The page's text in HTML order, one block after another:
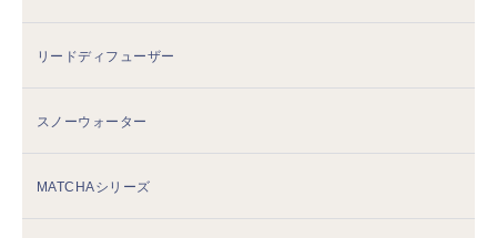
リードディフューザー
スノーウォーター
MATCHAシリーズ